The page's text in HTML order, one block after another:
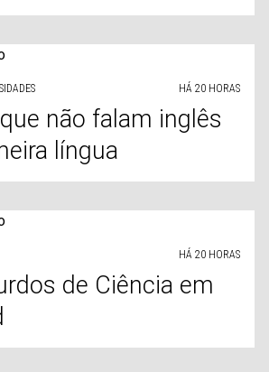
HÁ 20 HORAS
não falam inglês
língua
HÁ 20 HORAS
de Ciência em